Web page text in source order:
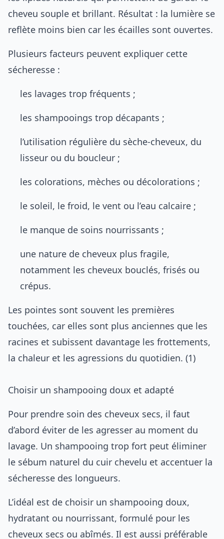
cheveu souple et brillant. Résultat : la lumière se
reflète moins bien car les écailles sont ouvertes.
Plusieurs facteurs peuvent expliquer cette
sécheresse :
les lavages trop fréquents ;
les shampooings trop décapants ;
l’utilisation régulière du sèche-cheveux, du
lisseur ou du boucleur ;
les colorations, mèches ou décolorations ;
le soleil, le froid, le vent ou l’eau calcaire ;
le manque de soins nourrissants ;
une nature de cheveux plus fragile,
notamment les cheveux bouclés, frisés ou
crépus.
Les pointes sont souvent les premières
touchées, car elles sont plus anciennes que les
racines et subissent davantage les frottements,
la chaleur et les agressions du quotidien. (1)
Choisir un shampooing doux et adapté
Pour prendre soin des cheveux secs, il faut
d’abord éviter de les agresser au moment du
lavage. Un shampooing trop fort peut éliminer
le sébum naturel du cuir chevelu et accentuer la
sécheresse des longueurs.
L’idéal est de choisir un shampooing doux,
hydratant ou nourrissant, formulé pour les
cheveux secs ou abîmés. Il est aussi préférable